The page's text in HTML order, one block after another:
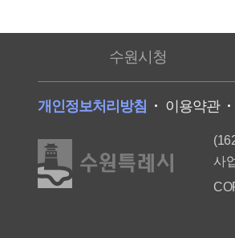
수원시청
개인정보처리방침 이용약관
사